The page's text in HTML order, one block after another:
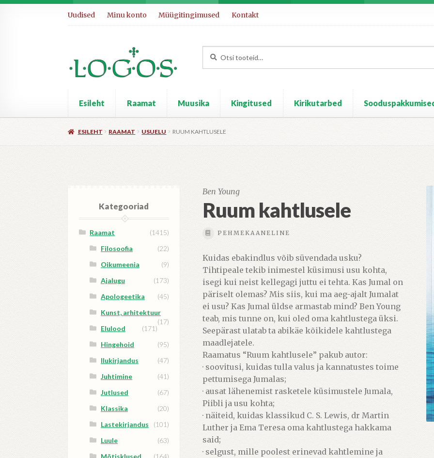
Liigu
Liigu
Uudised Minu konto Müügitingimused Kontakt
Esileht Raamat Muusika Kingitused Kirikutarbed
ESILEHT RAAMAT USUELU RUUM KAHTLUSELE
Ben Young
Ruum kahtlusele
PEHMEKAANELINE
Kuidas ebakindlus võib süvendada usku?
Tihtipeale tekib inimestel küsimusi usu kohta,
isegi kui neist kellegagi juttu ei tehta. Kas Jumal on
päriselt olemas? Mis siis, kui ma aeg-ajalt Jumalat
ei usu? Kas Jumal üldse armastab mind? Ben Young
teab, mis tunne on, kui oled oma kahtlustega üksi.
Seepärast ulatab ta abikäe kõikidele kahtlustega
maadlejatele.
Raamatus “Ruum kahtlusele” pakub autor:
· soovitusi, kuidas tulla valus ja kannatustes toime
pettumisega Jumalas;
· ausat lähenemist rasketele küsimustele Jumala,
Piibli ja usu kohta;
· näiteid, kuidas klassikud C. S. Lewis, dr Martin
Luther ja Ema Teresa oma kahtlustega hakkama
said;
· selgust, mille poolest erinevad kahtlemine ja
Kategooriad
Raamat
(1415)
Filosoofia
(22)
Oikumeenia
(9)
Ajalugu
(173)
Apologeetika
(45)
Kunst, arhitektuur
(17)
Elulood
(171)
Hingehoid
(95)
Ilukirjandus
(47)
Juhtimine
(41)
Jutlused
(67)
Klassika
(20)
Lastekirjandus
(101)
Luule
(63)
Mõtisklused
(164)